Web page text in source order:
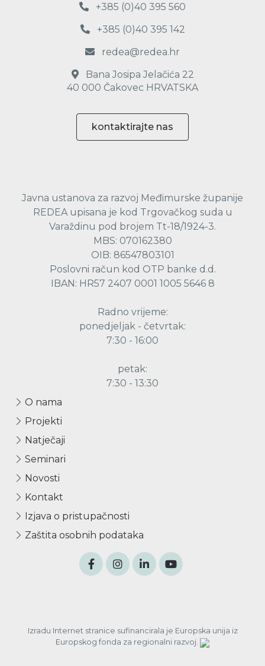
+385 (0)40 395 560
+385 (0)40 395 142
redea@redea.hr
Bana Josipa Jelačića 22
40 000 Čakovec HRVATSKA
kontaktirajte nas
Javna ustanova za razvoj Međimurske županije
REDEA upisana je kod Trgovačkog suda u
Varaždinu pod brojem Tt-18/1924-3.
MBS: 070162380
OIB: 86547803101
Poslovni račun kod OTP banke d.d.
IBAN: HR57 2407 0001 1005 5646 8
Radno vrijeme:
ponedjeljak - četvrtak:
7:30 - 16:00
petak:
7:30 - 13:30
O nama
Projekti
Natječaji
Seminari
Novosti
Kontakt
Izjava o pristupačnosti
Zaštita osobnih podataka
Izradu Internet stranice sufinancirala je Europska unija iz
Europskog fonda za regionalni razvoj.